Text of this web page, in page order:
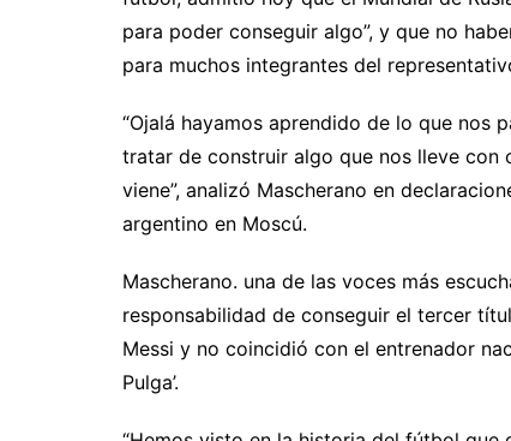
para poder conseguir algo”, y que no
para muchos integrantes del
“Ojalá hayamos aprendido de lo que nos
tratar de construir algo que nos lleve con
viene”, analizó Mascherano en
argentino en Moscú.
Mascherano. una de las voces más
responsabilidad de conseguir el tercer
Messi y no coincidió con el entrenador
Pulga’.